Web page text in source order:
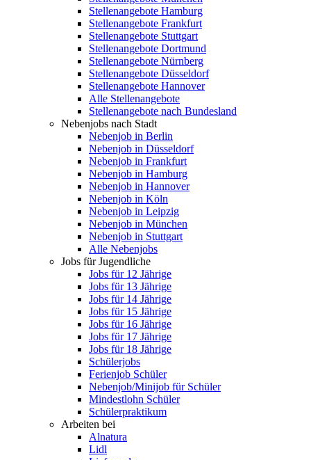
Stellenangebote Hamburg
Stellenangebote Frankfurt
Stellenangebote Stuttgart
Stellenangebote Dortmund
Stellenangebote Nürnberg
Stellenangebote Düsseldorf
Stellenangebote Hannover
Alle Stellenangebote
Stellenangebote nach Bundesland
Nebenjobs nach Stadt
Nebenjob in Berlin
Nebenjob in Düsseldorf
Nebenjob in Frankfurt
Nebenjob in Hamburg
Nebenjob in Hannover
Nebenjob in Köln
Nebenjob in Leipzig
Nebenjob in München
Nebenjob in Stuttgart
Alle Nebenjobs
Jobs für Jugendliche
Jobs für 12 Jährige
Jobs für 13 Jährige
Jobs für 14 Jährige
Jobs für 15 Jährige
Jobs für 16 Jährige
Jobs für 17 Jährige
Jobs für 18 Jährige
Schülerjobs
Ferienjob Schüler
Nebenjob/Minijob für Schüler
Mindestlohn Schüler
Schülerpraktikum
Arbeiten bei
Alnatura
Lidl